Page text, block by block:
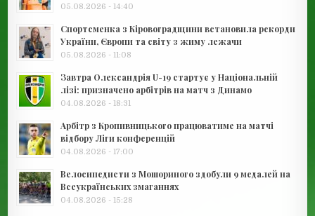
05.08.2026 - 14:40
Спортсменка з Кіровоградщини встановила рекорди
України, Європи та світу з жиму лежачи
05.08.2026 - 11:08
Завтра Олександрія U-19 стартує у Національній
лізі: призначено арбітрів на матч з Динамо
04.08.2026 - 18:31
Арбітр з Кропивницького працюватиме на матчі
відбору Ліги конференцій
04.08.2026 - 17:00
Велосипедисти з Мошориного здобули 9 медалей на
Всеукраїнських змаганнях
04.08.2026 - 15:28